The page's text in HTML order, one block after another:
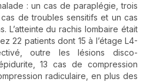
: un cas de paraplégie, trois
de troubles sensitifs et un cas
L’atteinte du rachis lombaire était
22 patients dont 15 à l’étage L4-
outre les lésions disco-
13 cas de compression
radiculaire, en plus des